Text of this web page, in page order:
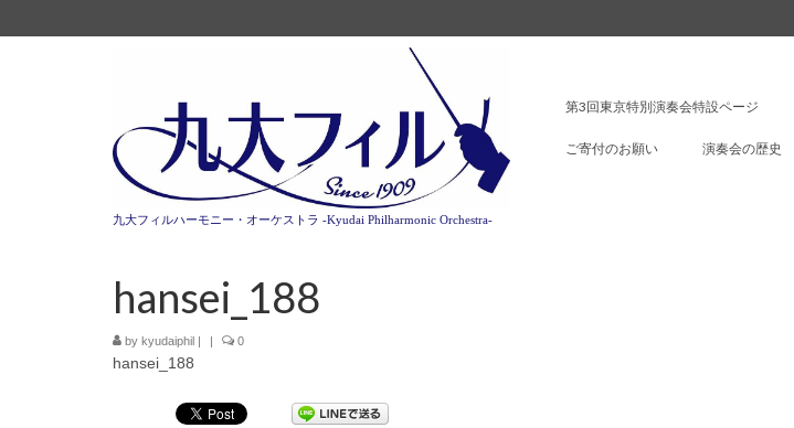
九大フィルハーモニー・オーケストラ -Kyudai Philharmonic Orchestra-
第3回東京特別演奏会特設ページ
ご寄付のお願い 演奏会の歴史
hansei_188
by kyudaiphil | | 0
hansei_188